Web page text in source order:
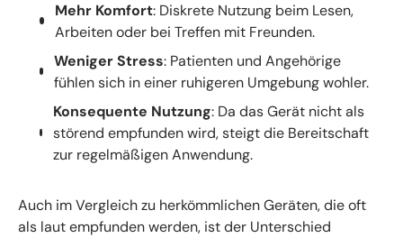
Mehr Komfort: Diskrete Nutzung beim Lesen,
Arbeiten oder bei Treffen mit Freunden.
Weniger Stress: Patienten und Angehörige
fühlen sich in einer ruhigeren Umgebung wohler.
Konsequente Nutzung: Da das Gerät nicht als
störend empfunden wird, steigt die Bereitschaft
zur regelmäßigen Anwendung.
Auch im Vergleich zu herkömmlichen Geräten, die oft
als laut empfunden werden, ist der Unterschied